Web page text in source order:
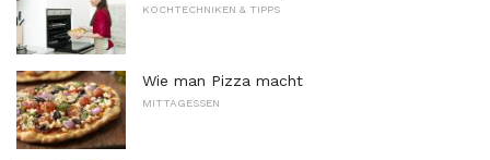
KOCHTECHNIKEN & TIPPS
Wie man Pizza macht
MITTAGESSEN